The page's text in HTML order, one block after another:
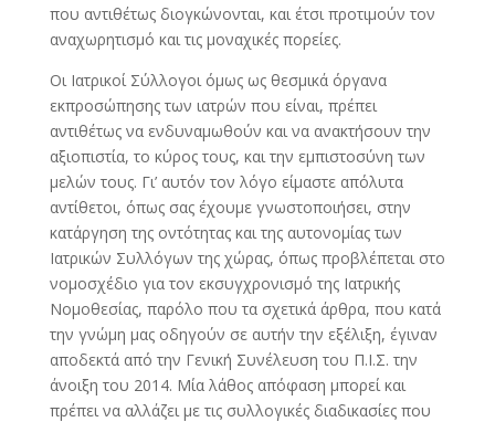
που αντιθέτως διογκώνονται, και έτσι προτιμούν τον
αναχωρητισμό και τις μοναχικές πορείες.
Οι Ιατρικοί Σύλλογοι όμως ως θεσμικά όργανα
εκπροσώπησης των ιατρών που είναι, πρέπει
αντιθέτως να ενδυναμωθούν και να ανακτήσουν την
αξιοπιστία, το κύρος τους, και την εμπιστοσύνη των
μελών τους. Γι’ αυτόν τον λόγο είμαστε απόλυτα
αντίθετοι, όπως σας έχουμε γνωστοποιήσει, στην
κατάργηση της οντότητας και της αυτονομίας των
Ιατρικών Συλλόγων της χώρας, όπως προβλέπεται στο
νομοσχέδιο για τον εκσυγχρονισμό της Ιατρικής
Νομοθεσίας, παρόλο που τα σχετικά άρθρα, που κατά
την γνώμη μας οδηγούν σε αυτήν την εξέλιξη, έγιναν
αποδεκτά από την Γενική Συνέλευση του Π.Ι.Σ. την
άνοιξη του 2014. Μία λάθος απόφαση μπορεί και
πρέπει να αλλάζει με τις συλλογικές διαδικασίες που